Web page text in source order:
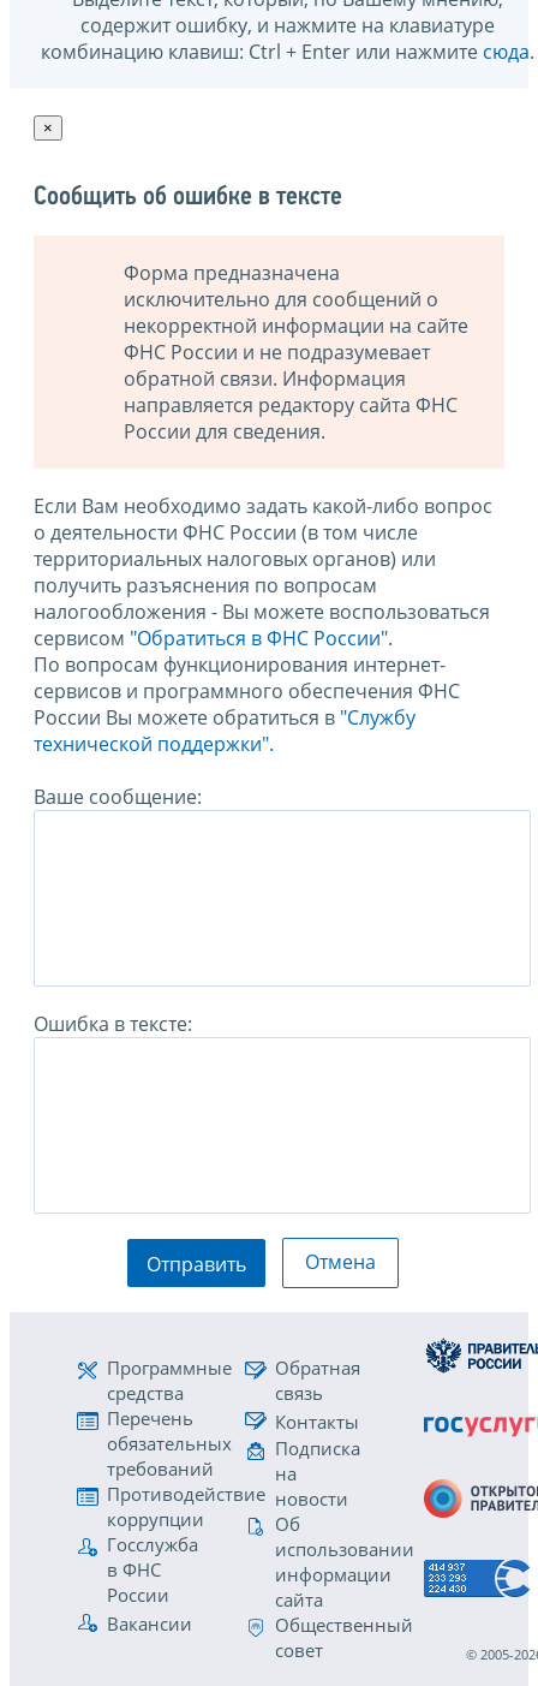
содержит ошибку, и нажмите на клавиатуре
комбинацию клавиш: Ctrl + Enter или нажмите сюда.
×
Сообщить об ошибке в тексте
Форма предназначена
исключительно для сообщений о
некорректной информации на сайте
ФНС России и не подразумевает
обратной связи. Информация
направляется редактору сайта ФНС
России для сведения.
Если Вам необходимо задать какой-либо вопрос
о деятельности ФНС России (в том числе
территориальных налоговых органов) или
получить разъяснения по вопросам
налогообложения - Вы можете воспользоваться
сервисом "Обратиться в ФНС России".
По вопросам функционирования интернет-
сервисов и программного обеспечения ФНС
России Вы можете обратиться в "Службу
технической поддержки".
Ваше сообщение:
Ошибка в тексте:
Отправить Отмена
Программные
средства
Перечень
обязательных
требований
Противодействие
коррупции
Госслужба
в ФНС
России
Вакансии
Обратная
связь
Контакты
Подписка
на
новости
Об
использовании
информации
сайта
Общественный
совет
© 2005-